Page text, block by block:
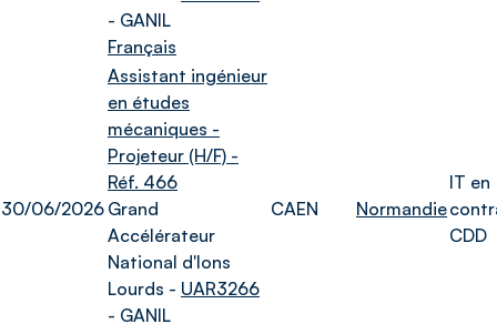
- GANIL
Français
30/06/2026
Assistant ingénieur
en études
mécaniques -
Projeteur (H/F) -
Réf. 466
Grand
Accélérateur
National d'Ions
Lourds - UAR3266
- GANIL
CAEN Normandie
IT en
CDD